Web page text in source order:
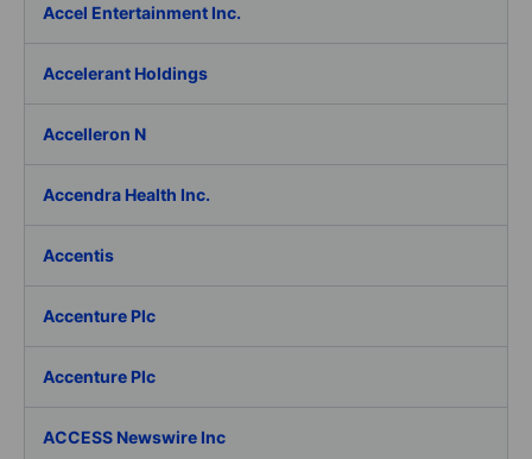
Accel Entertainment Inc.
Accelerant Holdings
Accelleron N
Accendra Health Inc.
Accentis
Accenture Plc
Accenture Plc
ACCESS Newswire Inc